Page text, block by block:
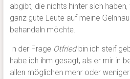
abgibt, die nichts hinter sich
ganz gute Leute auf meine
behandeln möchte.
In der Frage Otfriedbin ich steif
habe ich ihm gesagt, als er mir in
allen möglichen mehr oder